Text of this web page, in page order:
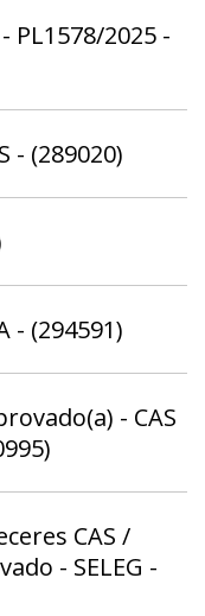
PL1578/2025 -
- (289020)
- (294591)
- CAS
CAS /
- SELEG -